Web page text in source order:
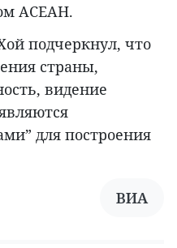
АСЕАН.
подчеркнул, что
страны,
видение
для построения
ВИА